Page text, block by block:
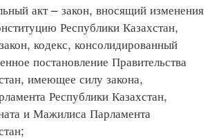
акт – закон, вносящий изменения
Республики Казахстан,
кодекс, консолидированный
постановление Правительства
имеющее силу закона,
Республики Казахстан,
и Мажилиса Парламента